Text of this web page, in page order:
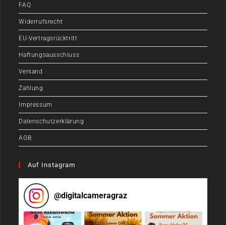
FAQ
Widerrufsrecht
EU-Vertragsrücktritt
Haftungsausschluss
Versand
Zahlung
Impressum
Datenschutzerklärung
AGB
Auf Instagram
@digitalcameragraz